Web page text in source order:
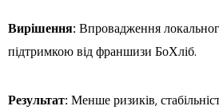
Вирішення: Впровадження
підтримкою від франшизи БоХліб.
Результат: Менше ризиків,